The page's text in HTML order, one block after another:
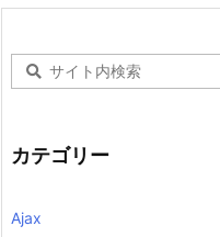
カテゴリー
Ajax